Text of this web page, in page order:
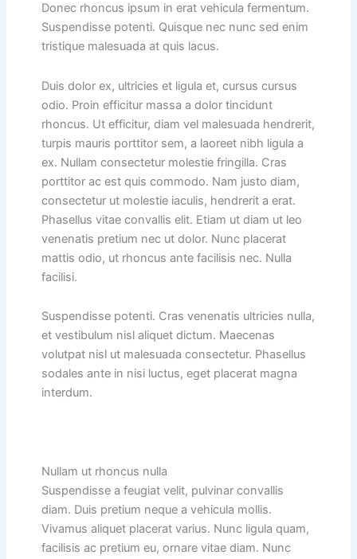
Donec rhoncus ipsum in erat vehicula fermentum.
Suspendisse potenti. Quisque nec nunc sed enim
tristique malesuada at quis lacus.
Duis dolor ex, ultricies et ligula et, cursus cursus
odio. Proin efficitur massa a dolor tincidunt
rhoncus. Ut efficitur, diam vel malesuada hendrerit,
turpis mauris porttitor sem, a laoreet nibh ligula a
ex. Nullam consectetur molestie fringilla. Cras
porttitor ac est quis commodo. Nam justo diam,
consectetur ut molestie iaculis, hendrerit a erat.
Phasellus vitae convallis elit. Etiam ut diam ut leo
venenatis pretium nec ut dolor. Nunc placerat
mattis odio, ut rhoncus ante facilisis nec. Nulla
facilisi.
Suspendisse potenti. Cras venenatis ultricies nulla,
et vestibulum nisl aliquet dictum. Maecenas
volutpat nisl ut malesuada consectetur. Phasellus
sodales ante in nisi luctus, eget placerat magna
interdum.
Nullam ut rhoncus nulla
Suspendisse a feugiat velit, pulvinar convallis
diam. Duis pretium neque a vehicula mollis.
Vivamus aliquet placerat varius. Nunc ligula quam,
facilisis ac pretium eu, ornare vitae diam. Nunc